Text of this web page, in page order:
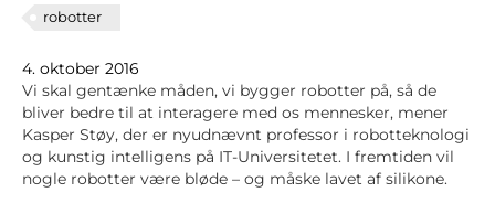
robotter
4. oktober 2016
Vi skal gentænke måden, vi bygger robotter på, så de
bliver bedre til at interagere med os mennesker, mener
Kasper Støy, der er nyudnævnt professor i robotteknologi
og kunstig intelligens på IT-Universitetet. I fremtiden vil
nogle robotter være bløde – og måske lavet af silikone.